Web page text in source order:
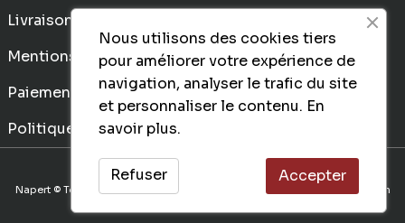
Livraison
Mentions légales
Paiement sécurisé
Politique de consentement client
Napert © Tous droits réservés. Une conception de Ima communication
Nous utilisons des cookies tiers
pour améliorer votre expérience de
navigation, analyser le trafic du site
et personnaliser le contenu. En
savoir plus.
Accepter
Refuser